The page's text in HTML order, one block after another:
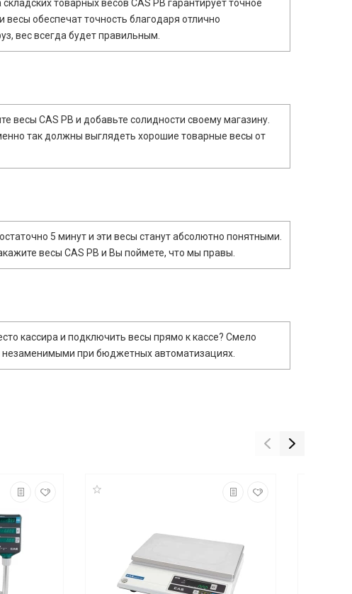
товарных весов CAS PB гарантирует точное
обеспечат точность благодаря отлично
вес всегда будет правильным.
весы CAS PB и добавьте солидности своему магазину.
так должны выглядеть хорошие товарные весы от
5 минут и эти весы станут абсолютно понятными.
весы CAS PB и Вы поймете, что мы правы.
кассира и подключить весы прямо к кассе? Смело
незаменимыми при бюджетных автоматизациях.